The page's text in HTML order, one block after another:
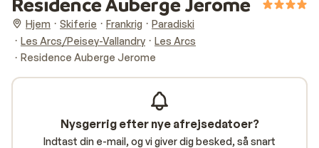
Hjem Skiferie Frankrig
Paradiski
Les Arcs/Peisey-Vallandry
Les Arcs
Residence Auberge Jerome
Nysgerrig efter nye afrejsedatoer?
Indtast din e-mail, og vi giver dig besked, så snart